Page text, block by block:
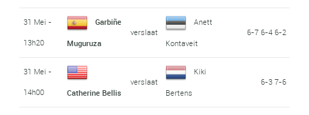
31 Mei -
13h20
Garbiñe
Muguruza
verslaat
Anett
Kontaveit
6-7 6-4 6-2
31 Mei -
14h00
Catherine Bellis
verslaat
Kiki
Bertens
6-3 7-6